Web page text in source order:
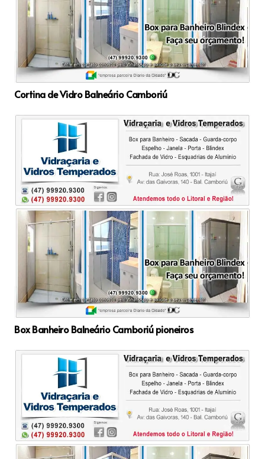
Cortina de Vidro Balneário Camboriú
Box Banheiro Balneário Camboriú pioneiros